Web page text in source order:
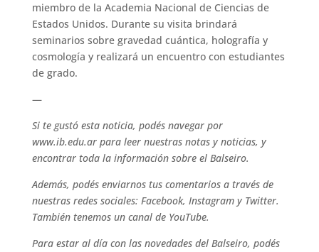
miembro de la Academia Nacional de Ciencias de
Estados Unidos. Durante su visita brindará
seminarios sobre gravedad cuántica, holografía y
cosmología y realizará un encuentro con estudiantes
de grado.
—
Si te gustó esta noticia, podés navegar por
www.ib.edu.ar para leer nuestras notas y noticias, y
encontrar toda la información sobre el Balseiro.
Además, podés enviarnos tus comentarios a través de
nuestras redes sociales: Facebook, Instagram y Twitter.
También tenemos un canal de YouTube.
Para estar al día con las novedades del Balseiro, podés